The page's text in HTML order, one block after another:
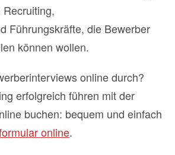
Führungskräfte, die Bewerber
können wollen.
online durch?
erfolgreich führen mit der
buchen: bequem und einfach
online.